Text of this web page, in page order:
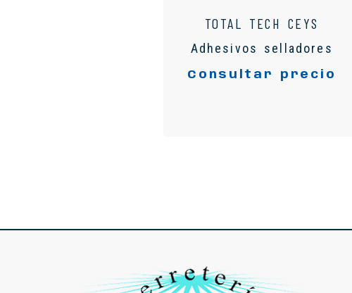
TOTAL TECH CEYS
Adhesivos selladores
Consultar precio